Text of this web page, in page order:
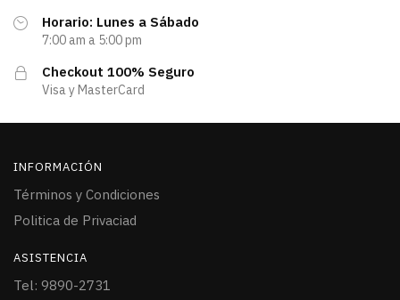
Horario: Lunes a Sábado
7:00 am a 5:00 pm
Checkout 100% Seguro
Visa y MasterCard
INFORMACIÓN
Términos y Condiciones
Politica de Privaciad
ASISTENCIA
Tel: 9890-2731